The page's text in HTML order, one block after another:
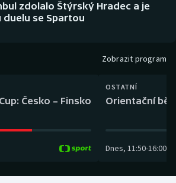
zdolalo Štýrský Hradec a je
duelu se Spartou
Zobrazit program
Česko – Finsko
OSTATNÍ
Orientační
Dnes, 11:50-16:00